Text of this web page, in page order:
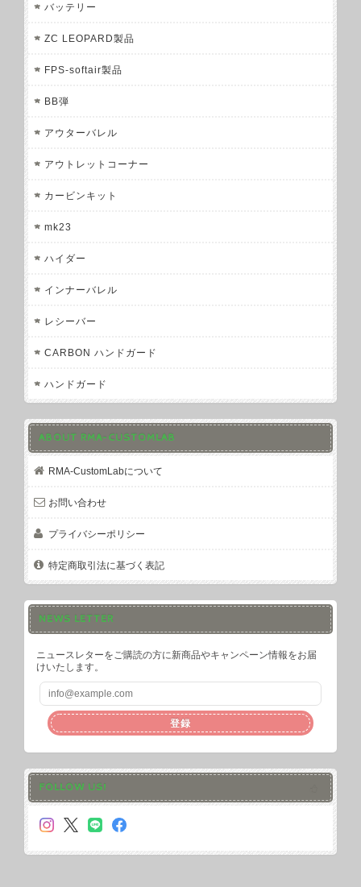
バッテリー
ZC LEOPARD製品
FPS-softair製品
BB弾
アウターバレル
アウトレットコーナー
カービンキット
mk23
ハイダー
インナーバレル
レシーバー
CARBON ハンドガード
ハンドガード
ABOUT RMA-CUSTOMLAB
RMA-CustomLabについて
お問い合わせ
プライバシーポリシー
特定商取引法に基づく表記
NEWS LETTER
ニュースレターをご購読の方に新商品やキャンペーン情報をお届
けいたします。
登録
FOLLOW US!